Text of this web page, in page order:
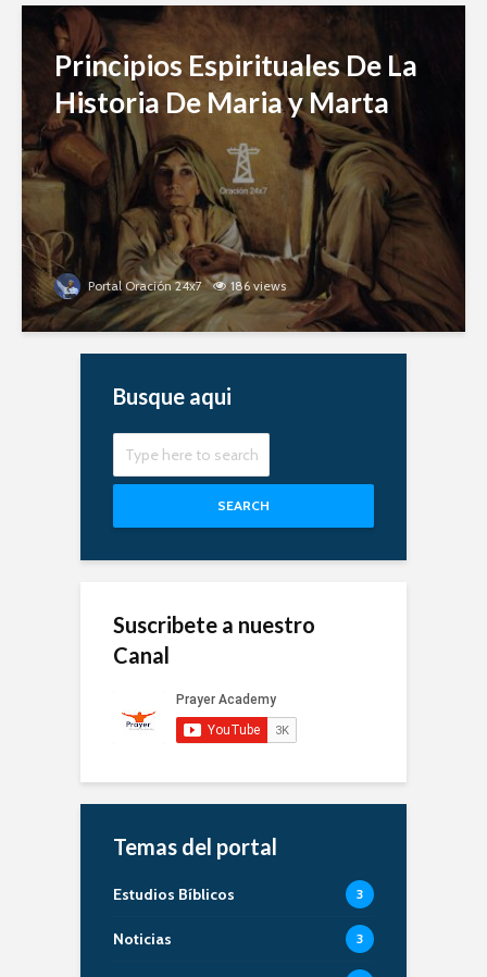
Principios Espirituales De La
Historia De Maria y Marta
Portal Oración 24x7 186 views
Busque aqui
SEARCH
Suscribete a nuestro
Canal
Temas del portal
Estudios Bíblicos 3
Noticias 3